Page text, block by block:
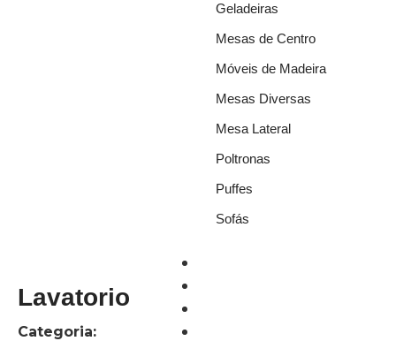
Geladeiras
Mesas de Centro
Móveis de Madeira
Mesas Diversas
Mesa Lateral
Poltronas
Puffes
Sofás
Lavatorio
Categoria: